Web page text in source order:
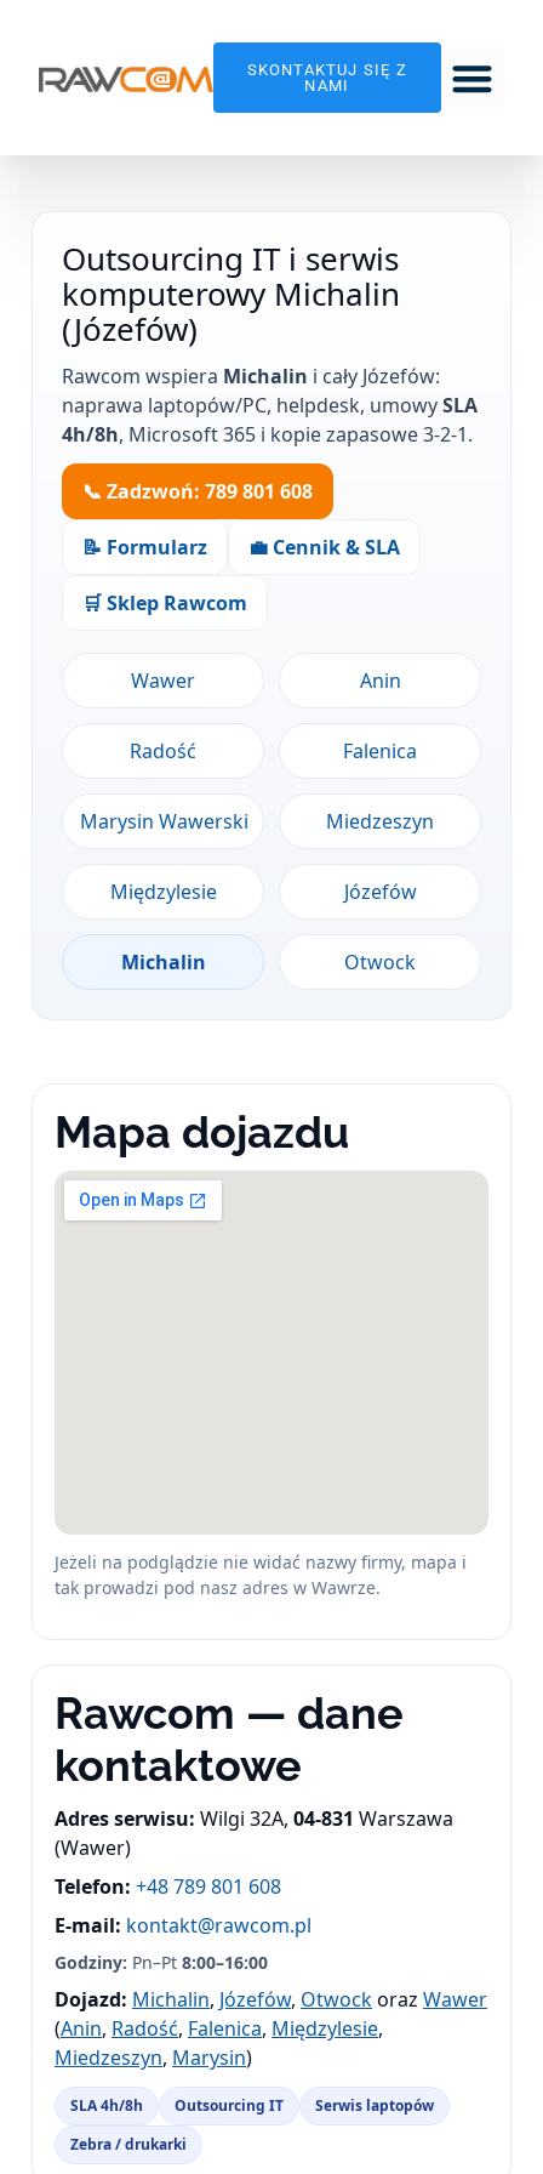
SKONTAKTUJ SIĘ Z
NAMI
Outsourcing IT i serwis
komputerowy Michalin
(Józefów)
Rawcom wspiera Michalin i cały Józefów:
naprawa laptopów/PC, helpdesk, umowySLA
4h/8h, Microsoft 365 i kopie zapasowe 3-2-1.
📞 Zadzwoń: 789 801 608
📝 Formularz 💼 Cennik & SLA
🛒 Sklep Rawcom
Wawer Anin
Radość Falenica
Marysin Wawerski Miedzeszyn
Międzylesie Józefów
Michalin Otwock
Mapa dojazdu
Jeżeli na podglądzie nie widać nazwy firmy, mapa i
tak prowadzi pod nasz adres w Wawrze.
Rawcom — dane
kontaktowe
Adres serwisu: Wilgi 32A, 04-831 Warszawa
(Wawer)
Telefon: +48 789 801 608
E-mail: kontakt@rawcom.pl
Godziny: Pn–Pt 8:00–16:00
Dojazd: Michalin, Józefów, Otwockoraz Wawer
(Anin, Radość, Falenica, Międzylesie,
Miedzeszyn, Marysin)
SLA 4h/8h Outsourcing IT
Serwis laptopów
Zebra / drukarki